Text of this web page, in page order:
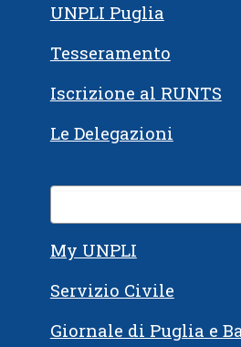
UNPLI Puglia
Tesseramento
Iscrizione al RUNTS
Le Delegazioni
My UNPLI
Servizio Civile
Giornale di Puglia e